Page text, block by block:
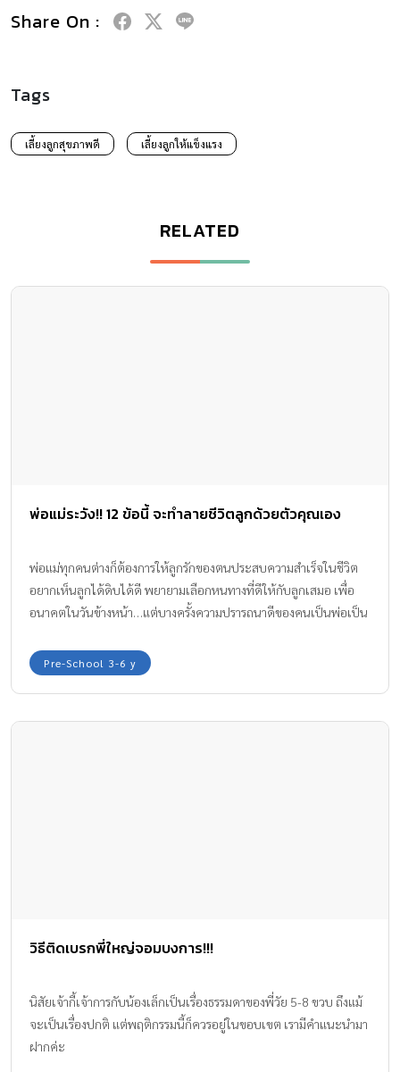
Share On :
Tags
เลี้ยงลูกสุขภาพดี เลี้ยงลูกให้แข็งแรง
RELATED
พ่อแม่ระวัง!! 12 ข้อนี้ จะทำลายชีวิตลูกด้วยตัวคุณเอง
พ่อแม่ทุกคนต่างก็ต้องการให้ลูกรักของตนประสบความสำเร็จในชีวิต
อยากเห็นลูกได้ดิบได้ดี พยายามเลือกหนทางที่ดีให้กับลูกเสมอ เพื่อ
อนาคตในวันข้างหน้า…แต่บางครั้งความปรารถนาดีของคนเป็นพ่อเป็น
Pre-School 3-6 y
วิธีติดเบรกพี่ใหญ่จอมบงการ!!!
นิสัยเจ้ากี้เจ้าการกับน้องเล็กเป็นเรื่องธรรมดาของพี่วัย 5-8 ขวบ ถึงแม้
จะเป็นเรื่องปกติ แต่พฤติกรรมนี้ก็ควรอยู่ในขอบเขต เรามีคำแนะนำมา
ฝากค่ะ